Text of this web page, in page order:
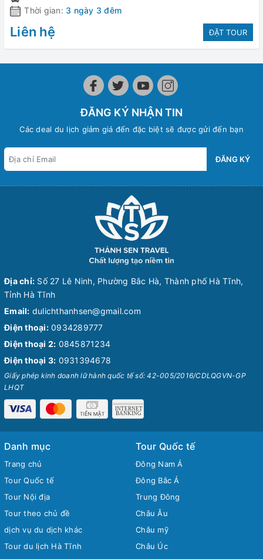
Thời gian: 3 ngày 3 đêm
Liên hệ ĐẶT TOUR
ĐĂNG KÝ NHẬN TIN
Các deal du lịch giảm giá đến đặc biệt sẽ được gửi đến bạn
ĐĂNG KÝ
Địa chỉ: Số 27 Lê Ninh, Phường Bắc Hà, Thành phố Hà Tĩnh,
Tỉnh Hà Tĩnh
Email: dulichthanhsen@gmail.com
Điện thoại: 0934289777
Điện thoại 2: 0845871234
Điện thoại 3: 0931394678
Giấy phép kinh doanh lữ hành quốc tế số: 42-005/2016/CDLQGVN-GP
LHQT
Danh mục
Trang chủ
Tour Quốc tế
Tour Nội địa
Tour theo chủ đề
dịch vụ du dịch khác
Tour du lịch Hà Tĩnh
Tour Quốc tế
Đông Nam Á
Đông Bắc Á
Trung Đông
Châu Âu
Châu mỹ
Châu Úc